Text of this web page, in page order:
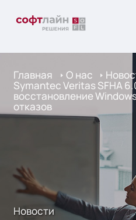
Главная О нас
Symantec Veritas SFHA
восстановление
отказов
Новости